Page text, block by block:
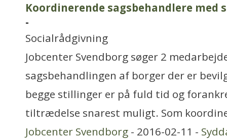
Koordinerende sagsbehandlere med
-
Socialrådgivning
Jobcenter Svendborg søger 2
sagsbehandlingen af borger der er
begge stillinger er på fuld tid og
tiltrædelse snarest muligt. Som
Jobcenter Svendborg - 2016-02-11 -